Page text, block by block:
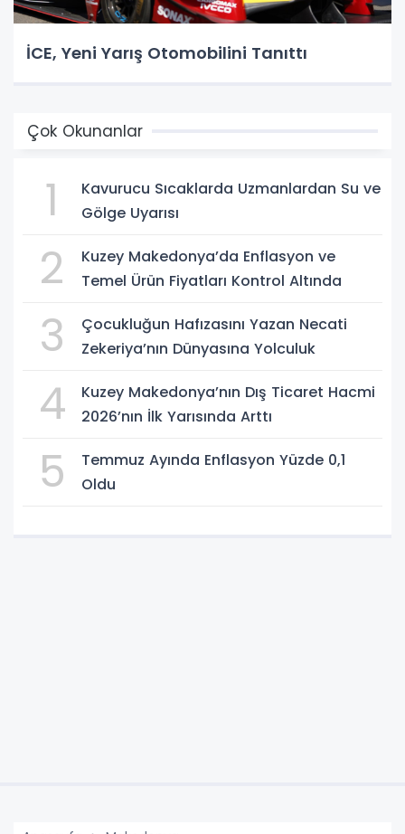
İCE, Yeni Yarış Otomobilini Tanıttı
Çok Okunanlar
1
Kavurucu Sıcaklarda Uzmanlardan Su ve
Gölge Uyarısı
2
Kuzey Makedonya’da Enflasyon ve
Temel Ürün Fiyatları Kontrol Altında
3
Çocukluğun Hafızasını Yazan Necati
Zekeriya’nın Dünyasına Yolculuk
4
Kuzey Makedonya’nın Dış Ticaret Hacmi
2026’nın İlk Yarısında Arttı
5
Temmuz Ayında Enflasyon Yüzde 0,1
Oldu